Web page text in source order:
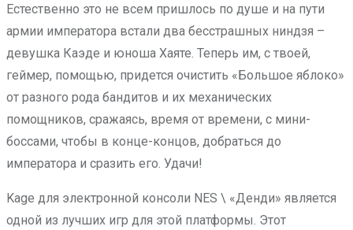
Естественно это не всем пришлось по душе и на пути
армии императора встали два бесстрашных ниндзя –
девушка Каэде и юноша Хаяте. Теперь им, с твоей,
геймер, помощью, придется очистить «Большое яблоко»
от разного рода бандитов и их механических
помощников, сражаясь, время от времени, с мини-
боссами, чтобы в конце-концов, добраться до
императора и сразить его. Удачи!
Kage для электронной консоли NES \ «Денди» является
одной из лучших игр для этой платформы. Этот